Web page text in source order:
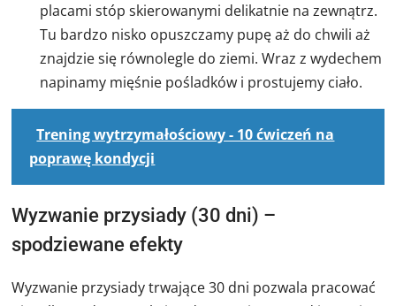
placami stóp skierowanymi delikatnie na zewnątrz.
Tu bardzo nisko opuszczamy pupę aż do chwili aż
znajdzie się równolegle do ziemi. Wraz z wydechem
napinamy mięśnie pośladków i prostujemy ciało.
Trening wytrzymałościowy - 10 ćwiczeń na
poprawę kondycji
Wyzwanie przysiady (30 dni) –
spodziewane efekty
Wyzwanie przysiady trwające 30 dni pozwala pracować